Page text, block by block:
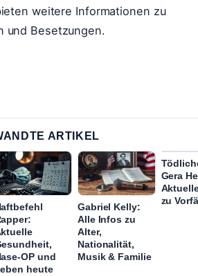
weitere Informationen zu
und Besetzungen.
ARTIKEL
OP und
heute
Gabriel Kelly:
Alle Infos zu
Alter,
Nationalität,
Musik & Familie
Gera
zu